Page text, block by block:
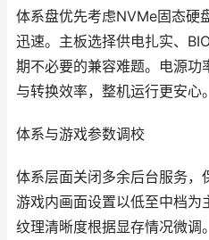
体系盘优先考虑NVMe固态硬
迅速。主板选择供电扎实、
期不必要的兼容难题。电源功
与转换效率，整机运行更安心。
体系与游戏参数调校
体系层面关闭多余后台服务，
游戏内画面设置以低至中档为
纹理清晰度根据显存情况微调